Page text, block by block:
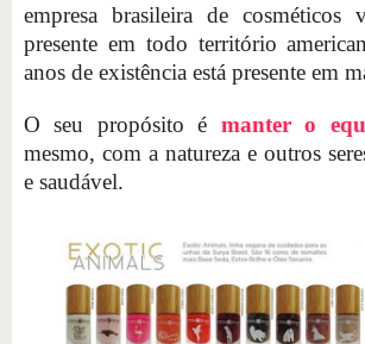
empresa brasileira de cosméticos
presente em todo território
anos de existência está presente em
O seu propósito é manter o
mesmo, com a natureza e outros
e saudável.